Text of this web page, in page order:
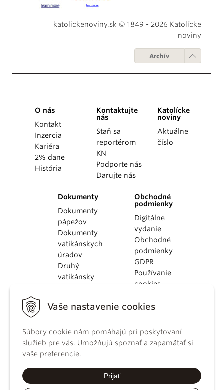
Vaše nastavenie cookies
Súbory cookie nám pomáhajú pri poskytovaní
služieb pre vás. Umožňujú spoznať a zapamätať si
vaše preferencie.
Prijať
katolickenoviny.sk © 1849 - 2026 Katolícke
noviny
Archív
O nás
Kontakt
Inzercia
Kariéra
2% dane
História
Kontaktujte
nás
Staň sa
reportérom
KN
Podporte nás
Darujte nás
Katolícke
noviny
Aktuálne
číslo
Dokumenty
Dokumenty
pápežov
Dokumenty
vatikánskych
úradov
Druhý
vatikánsky
KBS
kánonického
práva
Katechizmus
Obchodné
podmienky
Digitálne
vydanie
Obchodné
podmienky
GDPR
Používanie
cookies